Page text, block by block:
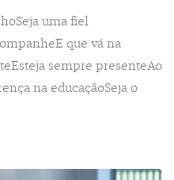
uma fiel
que vá na
sempre presenteAo
na educaçãoSeja o